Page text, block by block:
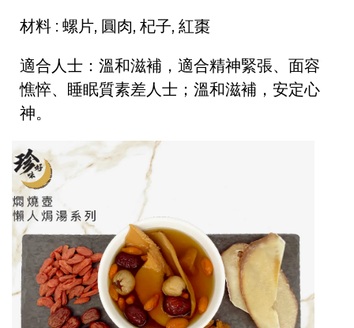
材料 : 螺片, 圓肉, 杞子, 紅棗
適合人士：溫和滋補，適合精神緊張、面容
憔悴、睡眠質素差人士；溫和滋補，安定心
神。